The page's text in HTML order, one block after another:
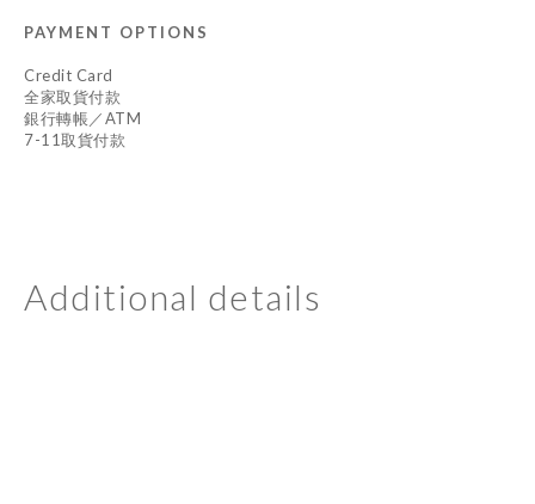
PAYMENT OPTIONS
Credit Card
全家取貨付款
銀行轉帳／ATM
7-11取貨付款
Additional details